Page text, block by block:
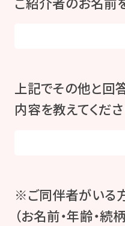
上記でその他と回
内容を教えてくださ
※ご同伴者がいる
（お名前・年齢・続